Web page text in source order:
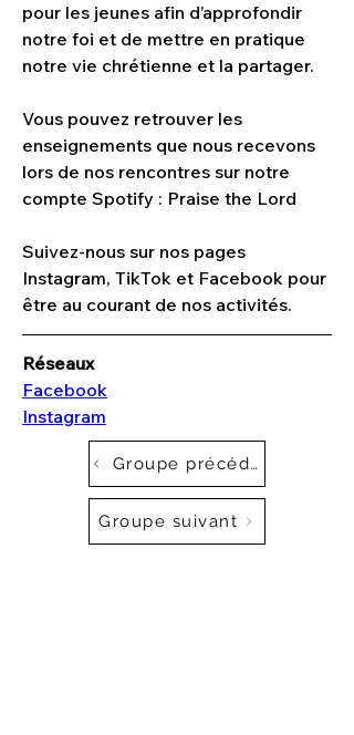
pour les jeunes afin d’approfondir
notre foi et de mettre en pratique
notre vie chrétienne et la partager.
Vous pouvez retrouver les
enseignements que nous recevons
lors de nos rencontres sur notre
compte Spotify : Praise the Lord
Suivez-nous sur nos pages
Instagram, TikTok et Facebook pour
être au courant de nos activités.
Réseaux
Facebook
Instagram
Groupe précédent
Groupe suivant